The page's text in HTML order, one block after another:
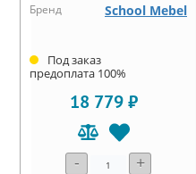
Бренд School Mebel
Под заказ
предоплата 100%
18 779 ₽
- +